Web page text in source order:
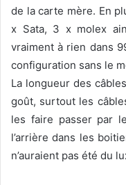
de la carte mère. En
x Sata, 3 x molex
vraiment à rien dans
configuration sans le
La longueur des
goût, surtout les
les faire passer par
l’arrière dans les
n’auraient pas été du